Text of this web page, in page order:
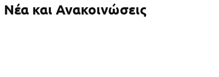
Νέα και Ανακοινώσεις